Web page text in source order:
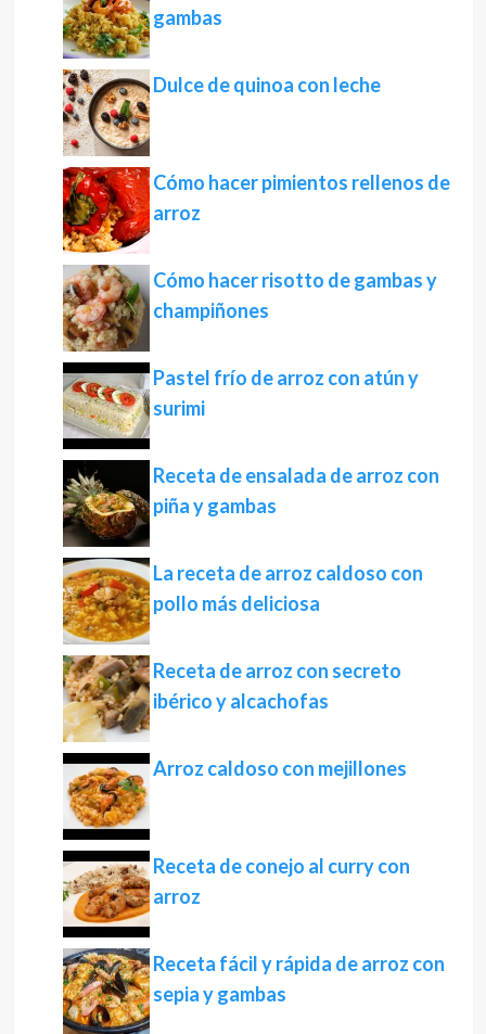
gambas
Dulce de quinoa con leche
Cómo hacer pimientos rellenos de
arroz
Cómo hacer risotto de gambas y
champiñones
Pastel frío de arroz con atún y
surimi
Receta de ensalada de arroz con
piña y gambas
La receta de arroz caldoso con
pollo más deliciosa
Receta de arroz con secreto
ibérico y alcachofas
Arroz caldoso con mejillones
Receta de conejo al curry con
arroz
Receta fácil y rápida de arroz con
sepia y gambas